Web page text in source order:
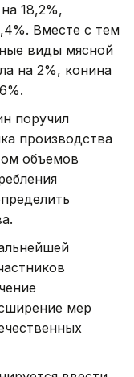
18,2%,
Вместе с тем
виды мясной
на 2%, конина
поручил
производства
объемов
мер